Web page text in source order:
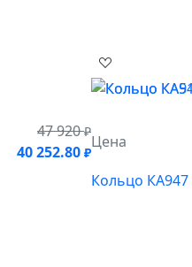
47 920₽
40 252.80 ₽
Цена
Кольцо КА947